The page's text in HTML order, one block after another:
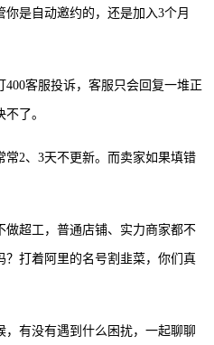
是自动邀约的，还是加入3个月
400客服投诉，客服只会回复一堆正
了。
常2、3天不更新。而卖家如果填错
做超工，普通店铺、实力商家都不
？打着阿里的名号割韭菜，你们真
有没有遇到什么困扰， 一起聊聊